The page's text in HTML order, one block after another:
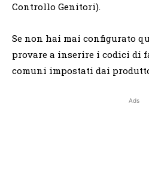
Controllo Genitori).
Se non hai mai configurato
provare a inserire i codici di
comuni impostati dai
Ads